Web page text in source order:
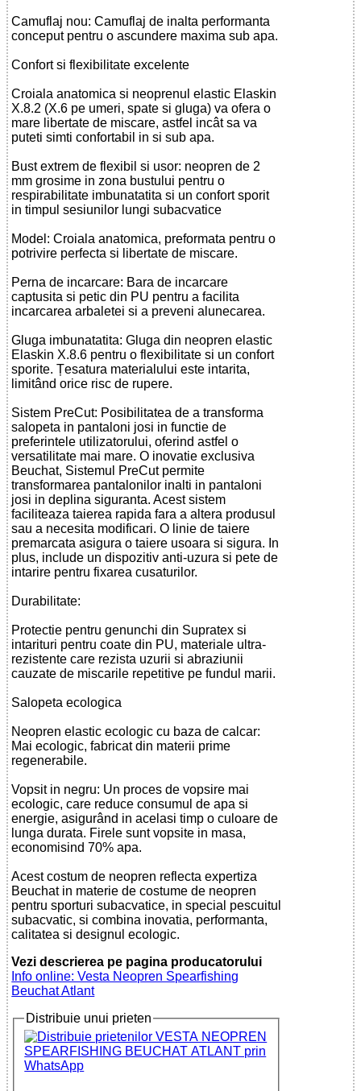
Camuflaj nou: Camuflaj de inalta performanta
conceput pentru o ascundere maxima sub apa.
Confort si flexibilitate excelente
Croiala anatomica si neoprenul elastic Elaskin
X.8.2 (X.6 pe umeri, spate si gluga) va ofera o
mare libertate de miscare, astfel incât sa va
puteti simti confortabil in si sub apa.
Bust extrem de flexibil si usor: neopren de 2
mm grosime in zona bustului pentru o
respirabilitate imbunatatita si un confort sporit
in timpul sesiunilor lungi subacvatice
Model: Croiala anatomica, preformata pentru o
potrivire perfecta si libertate de miscare.
Perna de incarcare: Bara de incarcare
captusita si petic din PU pentru a facilita
incarcarea arbaletei si a preveni alunecarea.
Gluga imbunatatita: Gluga din neopren elastic
Elaskin X.8.6 pentru o flexibilitate si un confort
sporite. Țesatura materialului este intarita,
limitând orice risc de rupere.
Sistem PreCut: Posibilitatea de a transforma
salopeta in pantaloni josi in functie de
preferintele utilizatorului, oferind astfel o
versatilitate mai mare. O inovatie exclusiva
Beuchat, Sistemul PreCut permite
transformarea pantalonilor inalti in pantaloni
josi in deplina siguranta. Acest sistem
faciliteaza taierea rapida fara a altera produsul
sau a necesita modificari. O linie de taiere
premarcata asigura o taiere usoara si sigura. In
plus, include un dispozitiv anti-uzura si pete de
intarire pentru fixarea cusaturilor.
Durabilitate:
Protectie pentru genunchi din Supratex si
intarituri pentru coate din PU, materiale ultra-
rezistente care rezista uzurii si abraziunii
cauzate de miscarile repetitive pe fundul marii.
Salopeta ecologica
Neopren elastic ecologic cu baza de calcar:
Mai ecologic, fabricat din materii prime
regenerabile.
Vopsit in negru: Un proces de vopsire mai
ecologic, care reduce consumul de apa si
energie, asigurând in acelasi timp o culoare de
lunga durata. Firele sunt vopsite in masa,
economisind 70% apa.
Acest costum de neopren reflecta expertiza
Beuchat in materie de costume de neopren
pentru sporturi subacvatice, in special pescuitul
subacvatic, si combina inovatia, performanta,
calitatea si designul ecologic.
Vezi descrierea pe pagina producatorului
Info online: Vesta Neopren Spearfishing
Beuchat Atlant
Distribuie unui prieten